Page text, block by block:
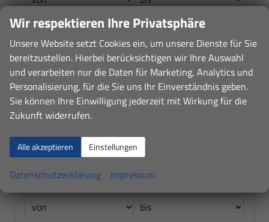
Kraftstoffart
alles ausgewählt
Getriebeart
alles ausgewählt
CO2-Effizienzklasse
alles ausgewählt
Wir respektieren Ihre Privatsphäre
Unsere Website setzt Cookies ein, um unsere Dienste für Sie
bereitzustellen. Hierbei berücksichtigen wir Ihre Auswahl
und verarbeiten nur die Daten für Marketing, Analytics und
Personalisierung, für die Sie uns Ihr Einverständnis geben.
Sie können Ihre Einwilligung jederzeit mit Wirkung für die
Zukunft widerrufen.
Alle akzeptieren Einstellungen
Datenschutzerklärung Impressum